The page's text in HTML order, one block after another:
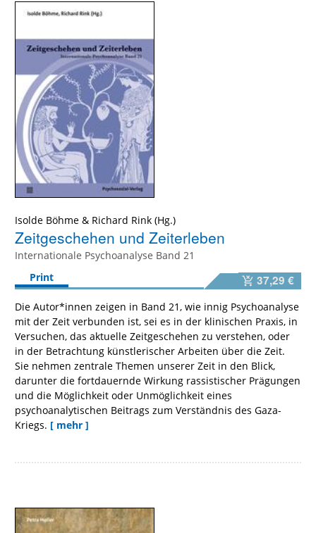
Isolde Böhme & Richard Rink
Zeitgeschehen und Zeiterleben
Internationale Psychoanalyse Band 21
Print
37,29 €
Die Autor*innen zeigen in Band 21, wie innig Psychoanalyse
mit der Zeit verbunden ist, sei es in der klinischen Praxis, in
Versuchen, das aktuelle Zeitgeschehen zu verstehen, oder
in der Betrachtung künstlerischer Arbeiten über die Zeit.
Sie nehmen zentrale Themen unserer Zeit in den Blick,
darunter die fortdauernde Wirkung rassistischer Prägungen
und die Möglichkeit oder Unmöglichkeit eines
psychoanalytischen Beitrags zum Verständnis des Gaza-
Kriegs. [ mehr ]